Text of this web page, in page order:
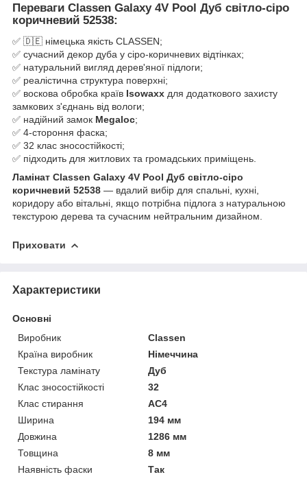
Переваги Classen Galaxy 4V Pool Дуб світло-сіро
коричневий 52538:
✅ 🇩🇪 німецька якість CLASSEN;
✅ сучасний декор дуба у сіро-коричневих відтінках;
✅ натуральний вигляд дерев'яної підлоги;
✅ реалістична структура поверхні;
✅ воскова обробка країв Isowaxx для додаткового захисту
замкових з'єднань від вологи;
✅ надійний замок Megaloc;
✅ 4-стороння фаска;
✅ 32 клас зносостійкості;
✅ підходить для житлових та громадських приміщень.
Ламінат Classen Galaxy 4V Pool Дуб світло-сіро
коричневий 52538 — вдалий вибір для спальні, кухні,
коридору або вітальні, якщо потрібна підлога з натуральною
текстурою дерева та сучасним нейтральним дизайном.
Приховати
Характеристики
Основні
Виробник
Classen
Країна виробник
Німеччина
Текстура ламінату
Дуб
Клас зносостійкості
32
Клас стирання
АС4
Ширина
194 мм
Довжина
1286 мм
Товщина
8 мм
Наявність фаски
Так